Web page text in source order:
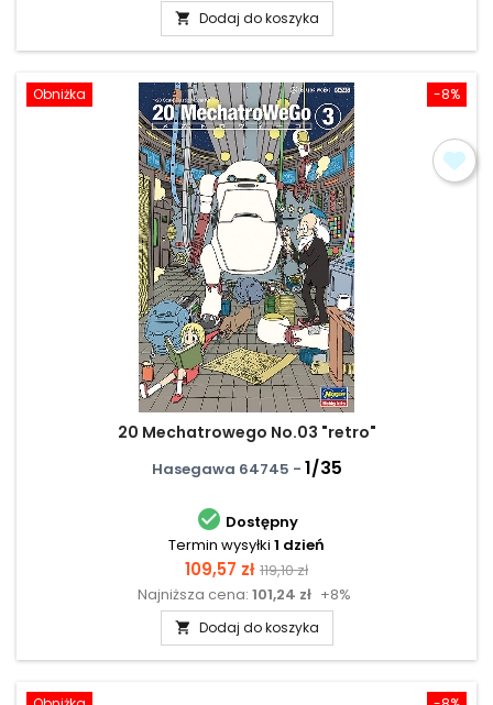
 Dodaj do koszyka
-8%
Obniżka
20 Mechatrowego No.03 "retro"
Hasegawa 64745 - 1/35
 Dostępny
Termin wysyłki 1 dzień
Cena
109,57 zł Cena
podstawowa
119,10 zł
Najniższa cena: 101,24 zł +8%
 Dodaj do koszyka